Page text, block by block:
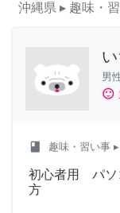
沖縄県 ▸ 趣味・
男
sentiment_satisfied
class 趣味・習い事
初心者用 パ
方